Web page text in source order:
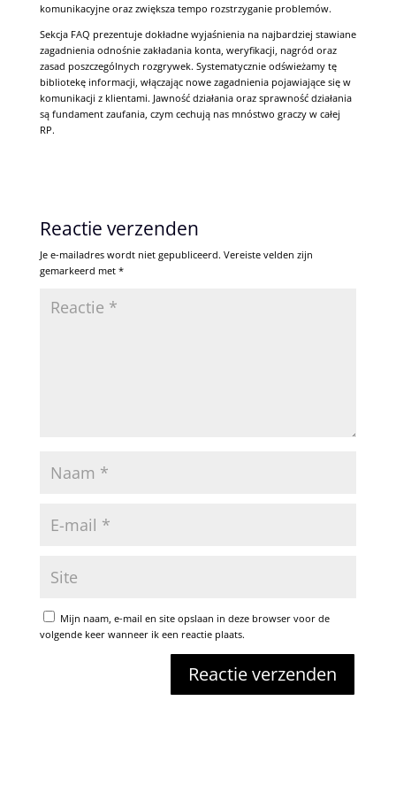
komunikacyjne oraz zwiększa tempo rozstrzyganie problemów.
Sekcja FAQ prezentuje dokładne wyjaśnienia na najbardziej stawiane
zagadnienia odnośnie zakładania konta, weryfikacji, nagród oraz
zasad poszczególnych rozgrywek. Systematycznie odświeżamy tę
bibliotekę informacji, włączając nowe zagadnienia pojawiające się w
komunikacji z klientami. Jawność działania oraz sprawność działania
są fundament zaufania, czym cechują nas mnóstwo graczy w całej
RP.
Reactie verzenden
Je e-mailadres wordt niet gepubliceerd. Vereiste velden zijn
gemarkeerd met *
Mijn naam, e-mail en site opslaan in deze browser voor de
volgende keer wanneer ik een reactie plaats.